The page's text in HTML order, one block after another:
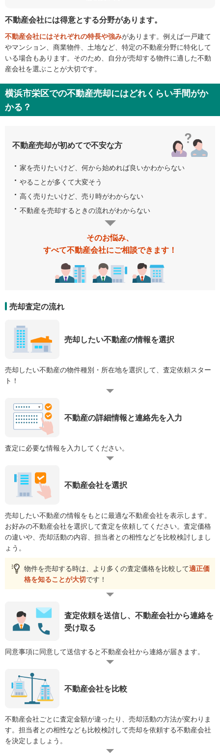
不動産会社には得意とする分野があります。
不動産会社にはそれぞれの特長や強みがあります。例えば一戸建て
やマンション、商業物件、土地など、特定の不動産分野に特化して
いる場合もあります。そのため、自分が売却する物件に適した不動
産会社を選ぶことが大切です。
横浜市栄区での不動産売却にはどれくらい手間がか
かる？
不動産売却が初めてで不安な方
家を売りたいけど、何から始めれば良いかわからない
やることが多くて大変そう
高く売りたいけど、売り時がわからない
不動産を売却するときの流れがわからない
そのお悩み、
すべて不動産会社にご相談できます！
売却査定の流れ
売却したい不動産の情報を選択
売却したい不動産の物件種別・所在地を選択して、査定依頼スター
ト！
不動産の詳細情報と連絡先を入力
査定に必要な情報を入力してください。
不動産会社を選択
売却したい不動産の情報をもとに最適な不動産会社を表示します。
お好みの不動産会社を選択して査定を依頼してください。査定価格
の違いや、売却活動の内容、担当者との相性などを比較検討しまし
ょう。
物件を売却する時は、より多くの査定価格を比較して適正価
格を知ることが大切です！
査定依頼を送信し、不動産会社から連絡を
受け取る
同意事項に同意して送信すると不動産会社から連絡が届きます。
不動産会社を比較
不動産会社ごとに査定金額が違ったり、売却活動の方法が変わりま
す。担当者との相性なども比較検討して売却を依頼する不動産会社
を決定しましょう。